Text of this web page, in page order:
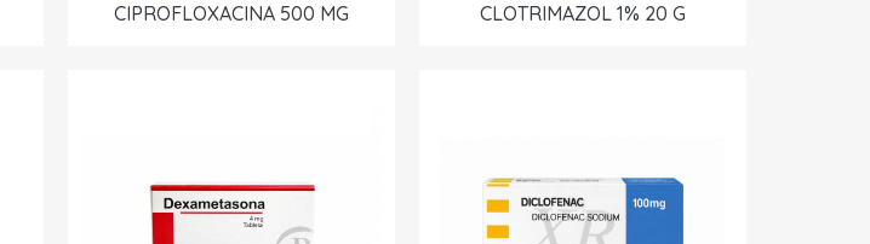
CIPROFLOXACINA 500 MG CLOTRIMAZOL 1% 20 G